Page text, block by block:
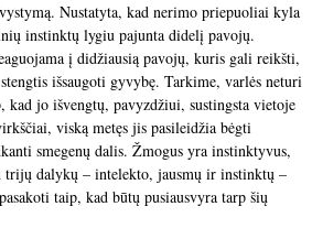
Nustatyta, kad nerimo priepuoliai kyla
instinktų lygiu pajunta didelį pavojų.
į didžiausią pavojų, kuris gali reikšti,
išsaugoti gyvybę. Tarkime, varlės neturi
jo išvengtų, pavyzdžiui, sustingsta vietoje
viską metęs jis pasileidžia bėgti
smegenų dalis. Žmogus yra instinktyvus,
trijų dalykų – intelekto, jausmų ir instinktų –
taip, kad būtų pusiausvyra tarp šių